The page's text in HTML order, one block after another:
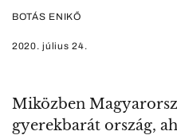
BOTÁS ENIKŐ
2020. július 24.
Miközben
gyerekbarát ország,